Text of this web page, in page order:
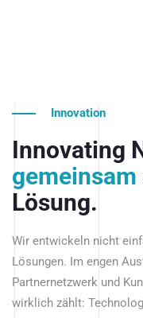
Innovation
Innovating
gemeinsam
Lösung.
Wir entwickeln nicht
Lösungen. Im engen
Partnernetzwerk und
wirklich zählt: